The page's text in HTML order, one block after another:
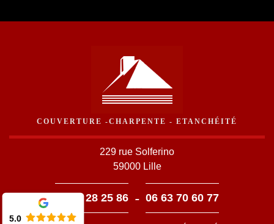
COUVERTURE -CHARPENTE - ETANCHÉITÉ
229 rue Solferino
59000 Lille
03 59 28 25 86 - 06 63 70 60 77
5.0